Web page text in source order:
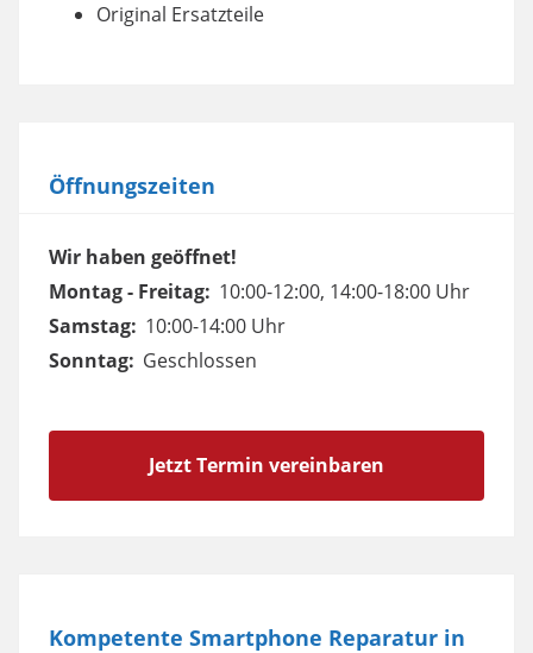
Original Ersatzteile
Öffnungszeiten
Wir haben geöffnet!
Montag - Freitag: 10:00-12:00, 14:00-18:00 Uhr
Samstag: 10:00-14:00 Uhr
Sonntag: Geschlossen
Jetzt Termin vereinbaren
Kompetente Smartphone Reparatur in